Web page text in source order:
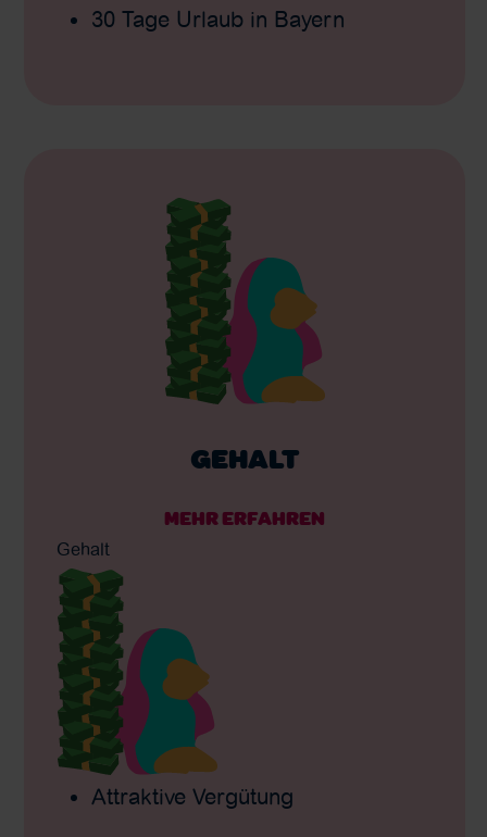
30 Tage Urlaub in Bayern
GEHALT
MEHR ERFAHREN
Gehalt
Attraktive Vergütung